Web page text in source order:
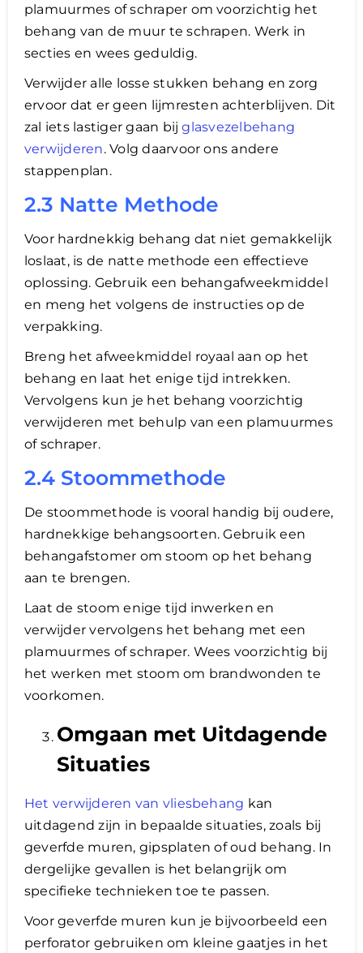
plamuurmes of schraper om voorzichtig het
behang van de muur te schrapen. Werk in
secties en wees geduldig.
Verwijder alle losse stukken behang en zorg
ervoor dat er geen lijmresten achterblijven. Dit
zal iets lastiger gaan bijglasvezelbehang
verwijderen. Volg daarvoor ons andere
stappenplan.
2.3 Natte Methode
Voor hardnekkig behang dat niet gemakkelijk
loslaat, is de natte methode een effectieve
oplossing. Gebruik een behangafweekmiddel
en meng het volgens de instructies op de
verpakking.
Breng het afweekmiddel royaal aan op het
behang en laat het enige tijd intrekken.
Vervolgens kun je het behang voorzichtig
verwijderen met behulp van een plamuurmes
of schraper.
2.4 Stoommethode
De stoommethode is vooral handig bij oudere,
hardnekkige behangsoorten. Gebruik een
behangafstomer om stoom op het behang
aan te brengen.
Laat de stoom enige tijd inwerken en
verwijder vervolgens het behang met een
plamuurmes of schraper. Wees voorzichtig bij
het werken met stoom om brandwonden te
voorkomen.
Omgaan met Uitdagende
Situaties
Het verwijderen van vliesbehang kan
uitdagend zijn in bepaalde situaties, zoals bij
geverfde muren, gipsplaten of oud behang. In
dergelijke gevallen is het belangrijk om
specifieke technieken toe te passen.
Voor geverfde muren kun je bijvoorbeeld een
perforator gebruiken om kleine gaatjes in het